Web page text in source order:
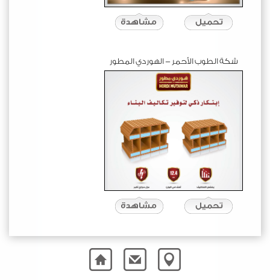
شكة الطوب الأحمر - الهوردي المطور